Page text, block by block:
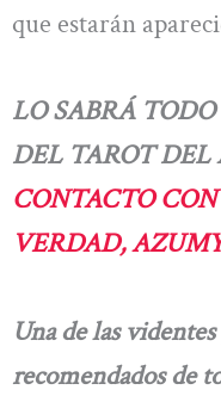
que estarán
LO SABRÁ
DEL TAROT DEL
CONTACTO
VERDAD,
Una de las
recomendados de